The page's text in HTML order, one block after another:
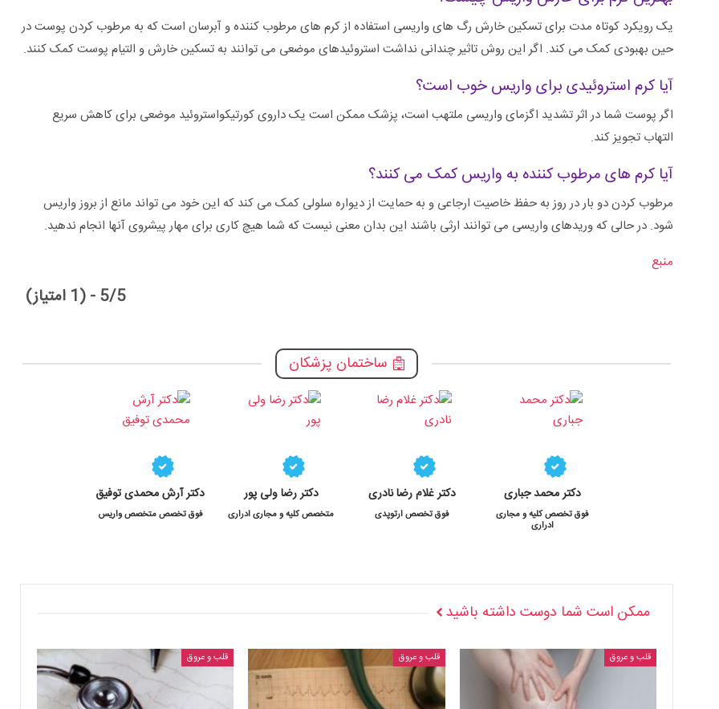
یک رویکرد کوتاه مدت برای تسکین خارش رگ های واریسی استفاده از کرم های مرطوب کننده و آبرسان است که به مرطوب کردن پوست در
حین بهبودی کمک می کند. اگر این روش تاثیر چندانی نداشت استروئیدهای موضعی می توانند به تسکین خارش و التیام پوست کمک کنند.
آیا کرم استروئیدی برای واریس خوب است؟
اگر پوست شما در اثر تشدید اگزمای واریسی ملتهب است، پزشک ممکن است یک داروی کورتیکواستروئید موضعی برای کاهش سریع
التهاب تجویز کند.
آیا کرم های مرطوب کننده به واریس کمک می کنند؟
مرطوب کردن دو بار در روز به حفظ خاصیت ارجاعی و به حمایت از دیواره سلولی کمک می کند که این خود می تواند مانع از بروز واریس
شود. در حالی که وریدهای واریسی می توانند ارثی باشند این بدان معنی نیست که شما هیچ کاری برای مهار پیشروی آنها انجام ندهید.
منبع
5/5 - (1 امتیاز)
ساختمان پزشکان
دکتر محمد جباری
فوق تخصص کلیه و مجاری
ادراری
دکتر غلام رضا نادری
فوق تخصص ارتوپدی
دکتر رضا ولی پور
متخصص کلیه و مجاری ادراری
دکتر آرش محمدی توفیق
فوق تخصص متخصص واریس
ممکن است شما دوست داشته باشید
قلب و عروق قلب و عروق قلب و عروق